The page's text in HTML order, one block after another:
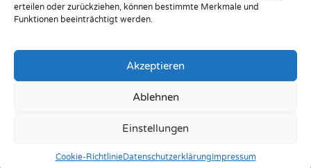
erteilen oder zurückziehen, können bestimmte Merkmale und
Funktionen beeinträchtigt werden.
Akzeptieren
Ablehnen
Einstellungen
Cookie-RichtlinieDatenschutzerklärungImpressum
© 2025 - Reinhard Stulik Steuerberatungs GmbH & Co OG